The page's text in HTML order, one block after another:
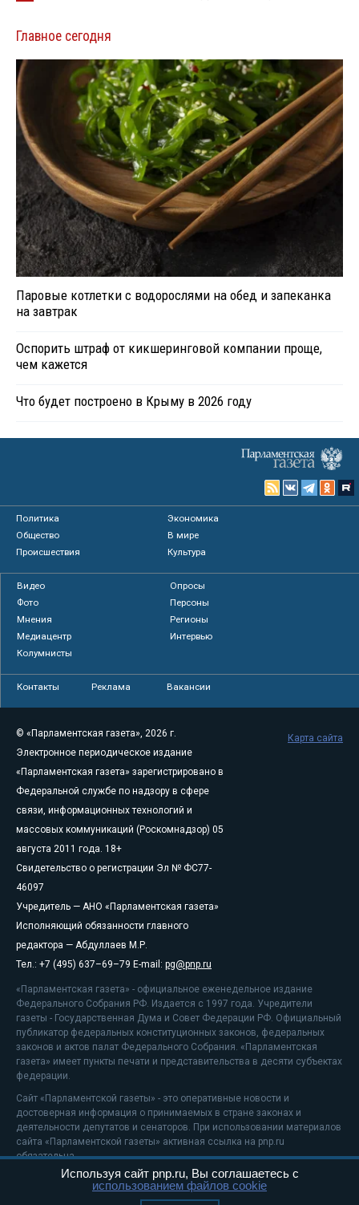
Главное сегодня
Паровые котлетки с водорослями на обед и запеканка
на завтрак
Оспорить штраф от кикшеринговой компании проще,
чем кажется
Что будет построено в Крыму в 2026 году
Политика
Экономика
Общество
В мире
Происшествия
Культура
Видео
Опросы
Фото
Персоны
Мнения
Регионы
Медиацентр
Интервью
Колумнисты
Контакты Реклама Вакансии
© «Парламентская газета», 2026 г.
Электронное периодическое издание
«Парламентская газета» зарегистрировано в
Федеральной службе по надзору в сфере
связи, информационных технологий и
массовых коммуникаций (Роскомнадзор) 05
августа 2011 года. 18+
Свидетельство о регистрации Эл № ФС77-
46097
Учредитель — АНО «Парламентская газета»
Исполняющий обязанности главного
редактора — Абдуллаев М.Р.
Тел.: +7 (495) 637–69–79 E-mail: pg@pnp.ru
«Парламентская газета» - официальное еженедельное издание
Федерального Собрания РФ. Издается с 1997 года. Учредители
газеты - Государственная Дума и Совет Федерации РФ. Официальный
публикатор федеральных конституционных законов, федеральных
законов и актов палат Федерального Собрания. «Парламентская
газета» имеет пункты печати и представительства в десяти субъектах
федерации.
Сайт «Парламентской газеты» - это оперативные новости и
достоверная информация о принимаемых в стране законах и
деятельности депутатов и сенаторов. При использовании материалов
сайта «Парламентской газеты» активная ссылка на pnp.ru
обязательна.
На информационном ресурсе применяютсярекомендательные
Карта сайта
Используя сайт pnp.ru, Вы соглашаетесь с
использованием файлов cookie